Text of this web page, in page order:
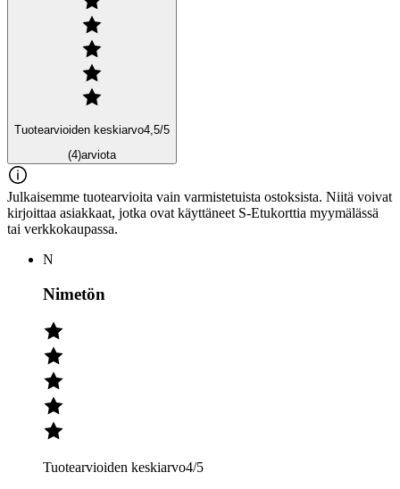
Tuotearvioiden keskiarvo4,5/5
(4)arviota
Julkaisemme tuotearvioita vain varmistetuista ostoksista. Niitä voivat
kirjoittaa asiakkaat, jotka ovat käyttäneet S-Etukorttia myymälässä
tai verkkokaupassa.
N
Nimetön
Tuotearvioiden keskiarvo4/5